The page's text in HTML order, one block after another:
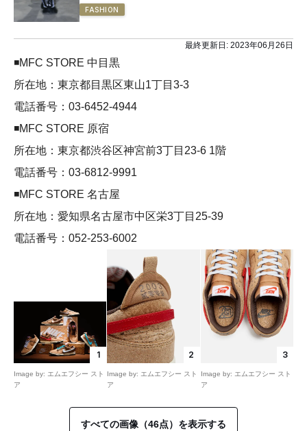
FASHION
最終更新日: 2023年06月26日
◾️MFC STORE 中目黒
所在地：東京都目黒区東山1丁目3-3
電話番号：03-6452-4944
◾️MFC STORE 原宿
所在地：東京都渋谷区神宮前3丁目23-6 1階
電話番号：03-6812-9991
◾️MFC STORE 名古屋
所在地：愛知県名古屋市中区栄3丁目25-39
電話番号：052-253-6002
1
Image by: エムエフシー スト
ア
2
Image by: エムエフシー スト
ア
3
Image by: エムエフシー スト
ア
すべての画像（46点）を表示する